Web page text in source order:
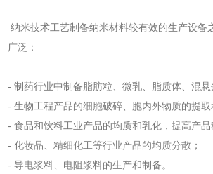
纳米技术工艺制备纳米材料较有效的生产设备
广泛：
- 制药行业中制备脂肪粒、微乳、脂质体、混悬
- 生物工程产品的细胞破碎、胞内外物质的提取
- 食品和饮料工业产品的均质和乳化，提高产品
- 化妆品、精细化工等行业产品的均质分散；
- 导电浆料、电阻浆料的生产和制备。